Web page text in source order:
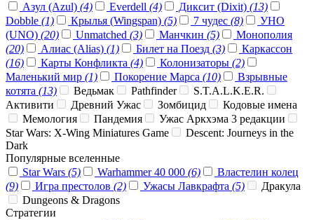
Азул (Azul) (4) Everdell (4) Диксит (Dixit) (13)
Dobble (1) Крылья (Wingspan) (5) 7 чудес (8)
УНО
(UNO) (20) Unmatched (3) Манчкин (5)
Монополия
(20)
Алиас (Alias) (1) Билет на Поезд (3)
Каркассон
(16)
Карты Конфликта (4) Колонизаторы (2)
Маленький мир (1) Покорение Марса (10)
Взрывные
котята (13) Ведьмак Pathfinder
S.T.A.L.K.E.R.
Активити
Древний Ужас Зомбицид
Кодовые имена
Мемология
Пандемия
Ужас Аркхэма 3 редакции
Star Wars: X-Wing Miniatures Game
Descent: Journeys in the
Dark
Популярные вселенные
Star Wars (5) Warhammer 40 000 (6)
Властелин колец
(9)
Игра престолов (2) Ужасы Лавкрафта (5)
Дракула
Dungeons & Dragons
Стратегии